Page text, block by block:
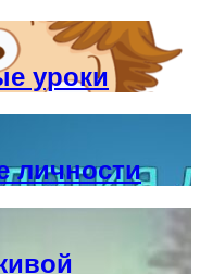
уроки
личности